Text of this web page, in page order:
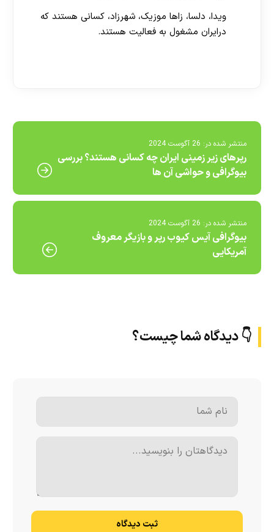
ویدا، دلسا، زاها موزیک، شهرزاد، کسانی هستند که
درایران مشغول به فعالیت هستند.
منتشر شده در: 26 آگوست 2024
رپرهای زیر زمینی ایران چه کسانی هستند؟ بررسی
بیوگرافی و حواشی آن ها
منتشر شده در: 26 آگوست 2024
بیوگرافی آیس کیوب رپر و بازیگر معروف
آمریکایی
👇 دیدگاه شما چیست؟
ثبت دیدگاه